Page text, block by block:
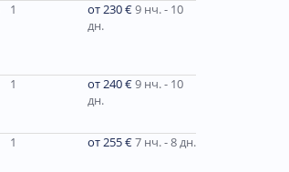
1 от 230 €9 нч. - 10
дн.
1 от 240 €9 нч. - 10
дн.
1 от 255 €7 нч. - 8 дн.